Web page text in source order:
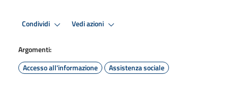
Condividi Vedi azioni
Argomenti:
Accesso all'informazione
Assistenza sociale